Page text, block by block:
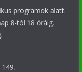
programok alatt.
8-tól 18 óráig.